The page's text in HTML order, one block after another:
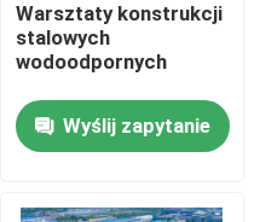
Warsztaty konstrukcji
stalowych
wodoodpornych
Wyślij zapytanie